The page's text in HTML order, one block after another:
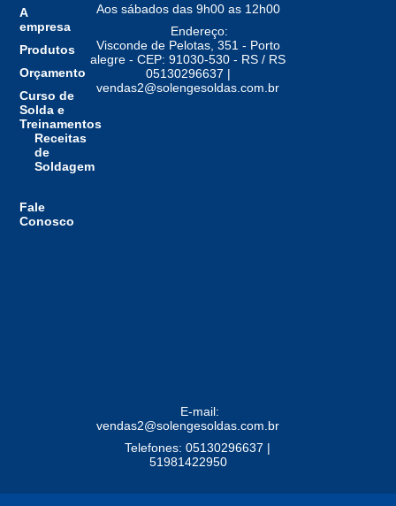
A
empresa
Produtos
Orçamento
Curso de
Solda e
Treinamentos
Receitas
de
Soldagem
Fale
Conosco
Aos sábados das 9h00 as 12h00
Endereço:
Visconde de Pelotas, 351 - Porto
alegre - CEP: 91030-530 - RS / RS
05130296637 |
vendas2@solengesoldas.com.br
E-mail:
vendas2@solengesoldas.com.br
Telefones: 05130296637 |
51981422950